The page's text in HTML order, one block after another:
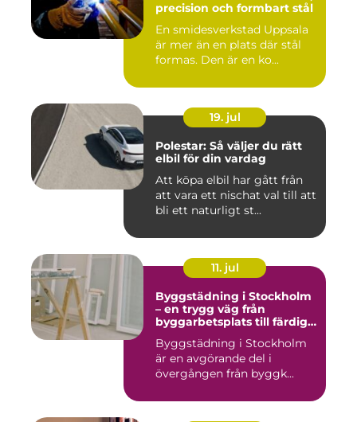
precision och formbart stål
En smidesverkstad Uppsala
är mer än en plats där stål
formas. Den är en ko...
19. jul
Polestar: Så väljer du rätt
elbil för din vardag
Att köpa elbil har gått från
att vara ett nischat val till att
bli ett naturligt st...
11. jul
Byggstädning i Stockholm
– en trygg väg från
byggarbetsplats till färdig
Byggstädning i Stockholm
är en avgörande del i
övergången från byggk...